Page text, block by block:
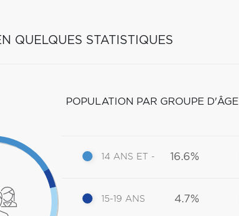
QUELQUES STATISTIQUES
POPULATION PAR GROUPE D'ÂGE
14 ANS ET - 16.6%
15-19 ANS 4.7%